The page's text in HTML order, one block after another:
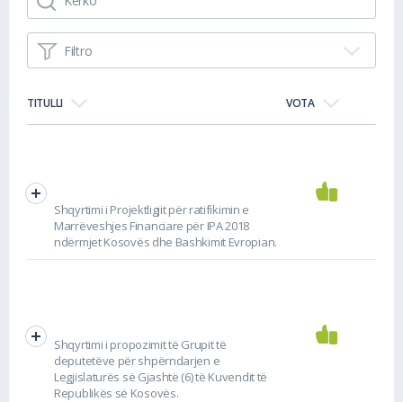
Filtro
TITULLI VOTA
Shqyrtimi i Projektligjit për ratifikimin e
Marrëveshjes Financiare për IPA 2018
ndërmjet Kosovës dhe Bashkimit Evropian.
Shqyrtimi i propozimit të Grupit të
deputetëve për shpërndarjen e
Legjislaturës së Gjashtë (6) të Kuvendit të
Republikës së Kosovës.